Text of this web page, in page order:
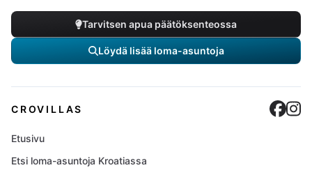
Tarvitsen apua päätöksenteossa
Löydä lisää loma-asuntoja
CROVILLAS
Etusivu
Etsi loma-asuntoja Kroatiassa